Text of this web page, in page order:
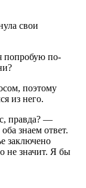
свои
попробую по-
поэтому
из него.
правда? —
знаем ответ.
заключено
не значит. Я бы